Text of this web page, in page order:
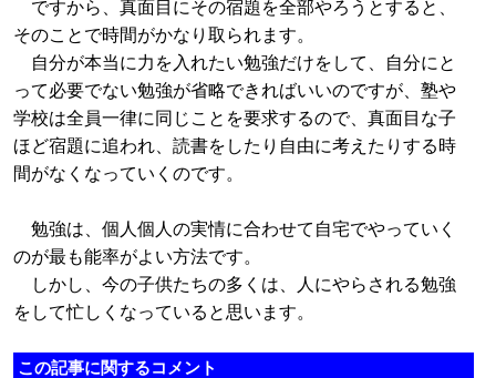
ですから、真面目にその宿題を全部やろうとすると、
そのことで時間がかなり取られます。
自分が本当に力を入れたい勉強だけをして、自分にと
って必要でない勉強が省略できればいいのですが、塾や
学校は全員一律に同じことを要求するので、真面目な子
ほど宿題に追われ、読書をしたり自由に考えたりする時
間がなくなっていくのです。
勉強は、個人個人の実情に合わせて自宅でやっていく
のが最も能率がよい方法です。
しかし、今の子供たちの多くは、人にやらされる勉強
をして忙しくなっていると思います。
この記事に関するコメント